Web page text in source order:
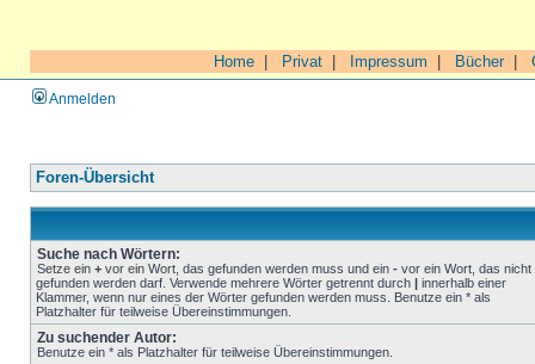
Home Privat Impressum Bücher|
Anmelden
Foren-Übersicht
Suche nach Wörtern:
Setze ein + vor ein Wort, das gefunden werden muss und ein - vor ein Wort, das nicht
gefunden werden darf. Verwende mehrere Wörter getrennt durch | innerhalb einer
Klammer, wenn nur eines der Wörter gefunden werden muss. Benutze ein * als
Platzhalter für teilweise Übereinstimmungen.
Zu suchender Autor:
Benutze ein * als Platzhalter für teilweise Übereinstimmungen.